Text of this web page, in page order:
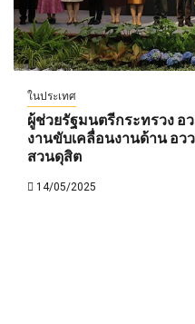
ในประเทศ
ผู้ช่วยรัฐมนตรีกระทรวง อ
งานขับเคลื่อนงานด้าน อ
สวนดุสิต
14/05/2025